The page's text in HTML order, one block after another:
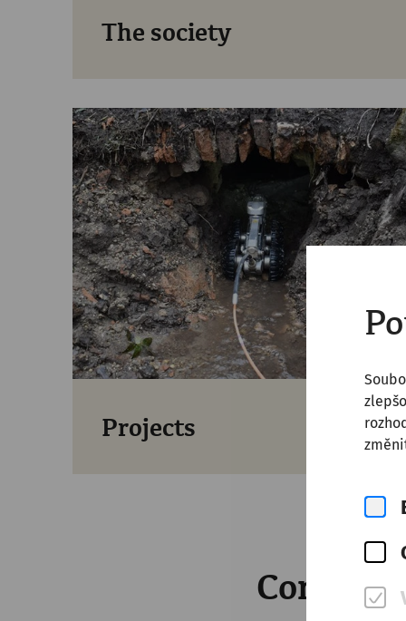
The society
Projects
Contact